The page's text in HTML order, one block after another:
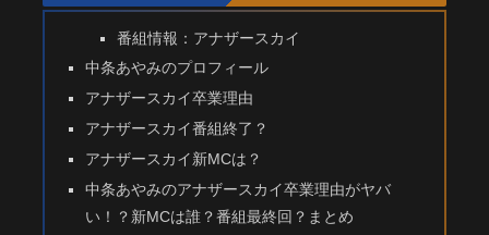
番組情報：アナザースカイ
中条あやみのプロフィール
アナザースカイ卒業理由
アナザースカイ番組終了？
アナザースカイ新MCは？
中条あやみのアナザースカイ卒業理由がヤバ
い！？新MCは誰？番組最終回？まとめ